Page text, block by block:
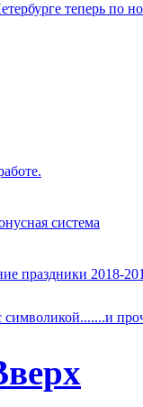
теперь по
система
праздники 2018-